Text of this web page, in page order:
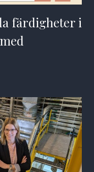
färdigheter i